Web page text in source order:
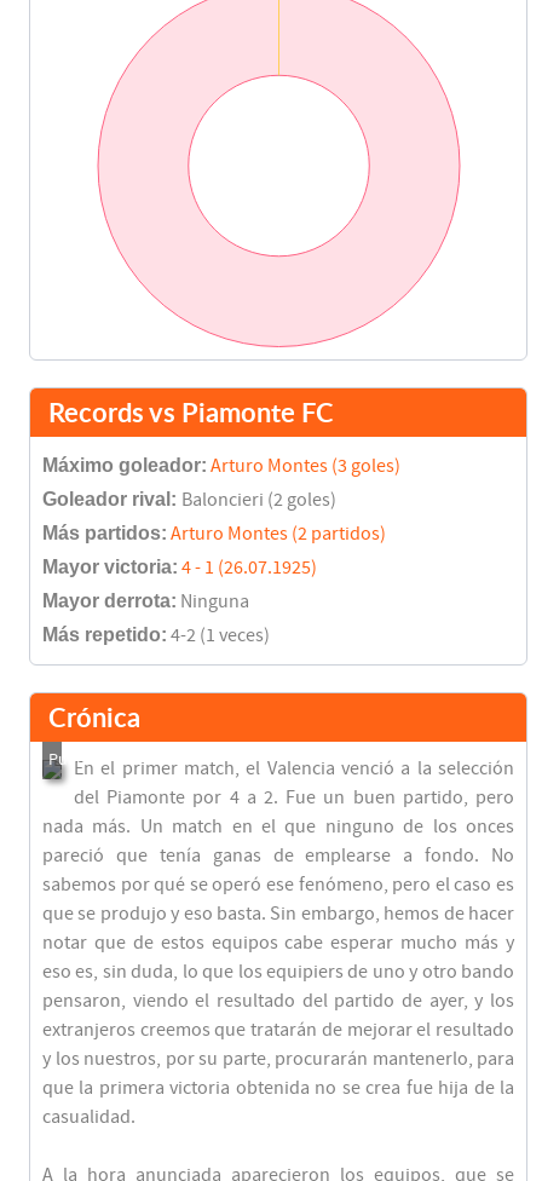
Records vs Piamonte FC
Máximo goleador: Arturo Montes (3 goles)
Goleador rival: Baloncieri (2 goles)
Más partidos: Arturo Montes (2 partidos)
Mayor victoria: 4 - 1 (26.07.1925)
Mayor derrota: Ninguna
Más repetido: 4-2 (1 veces)
Crónica
En el primer match, el Valencia venció a la selección
del Piamonte por 4 a 2. Fue un buen partido, pero
nada más. Un match en el que ninguno de los onces
pareció que tenía ganas de emplearse a fondo. No
sabemos por qué se operó ese fenómeno, pero el caso es
que se produjo y eso basta. Sin embargo, hemos de hacer
notar que de estos equipos cabe esperar mucho más y
eso es, sin duda, lo que los equipiers de uno y otro bando
pensaron, viendo el resultado del partido de ayer, y los
extranjeros creemos que tratarán de mejorar el resultado
y los nuestros, por su parte, procurarán mantenerlo, para
que la primera victoria obtenida no se crea fue hija de la
casualidad.
A la hora anunciada aparecieron los equipos, que se